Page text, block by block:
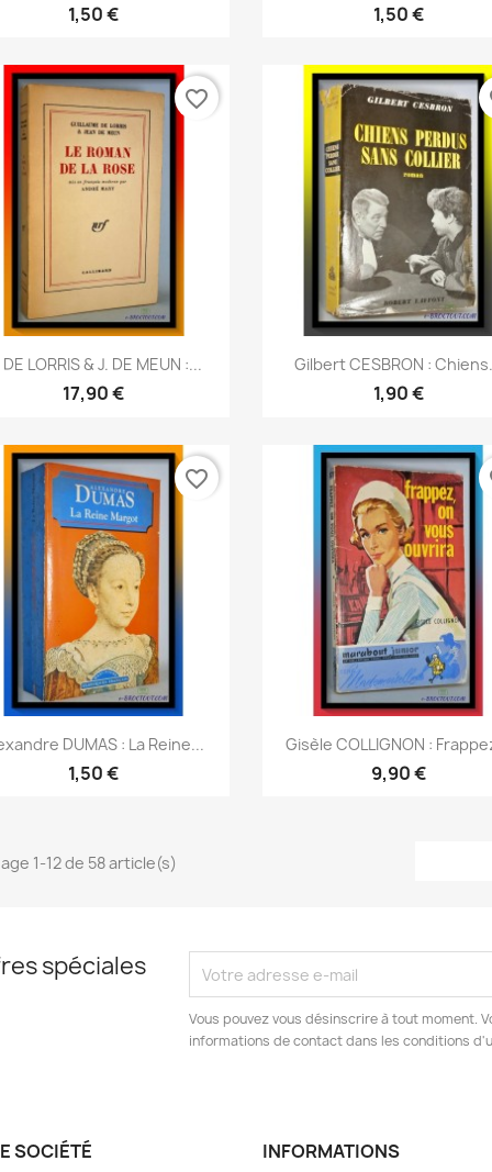
1,50 € 1,50 €
Aperçu rapide
DE LORRIS & J. DE MEUN :...
17,90 €
favorite_border
Aperçu rapide
Gilbert CESBRON :
1,90 €
Aperçu rapide
DUMAS : La Reine...
1,50 €
favorite_border
Aperçu rapide
Gisèle COLLIGNON :
9,90 €
1-12 de 58 article(s)
spéciales
Vous pouvez vous désinscrire à tout moment.
informations de contact dans les conditions
SOCIÉTÉ INFORMATIONS